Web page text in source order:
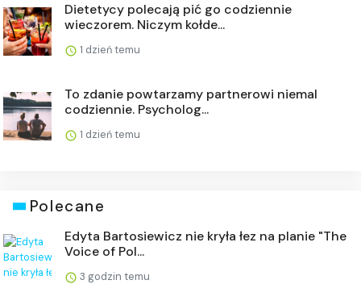
Dietetycy polecają pić go codziennie
wieczorem. Niczym kołde...
1 dzień temu
To zdanie powtarzamy partnerowi niemal
codziennie. Psycholog...
1 dzień temu
Polecane
Edyta Bartosiewicz nie kryła łez na planie "The
Voice of Pol...
3 godzin temu